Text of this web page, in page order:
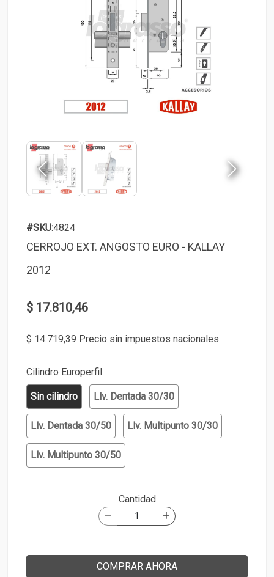
#SKU:4824
CERROJO EXT. ANGOSTO EURO - KALLAY
2012
$ 17.810,46
$ 14.719,39 Precio sin impuestos nacionales
Cilindro Europerfil
Sin cilindro Llv. Dentada 30/30
Llv. Dentada 30/50 Llv. Multipunto 30/30
Llv. Multipunto 30/50
Cantidad
COMPRAR AHORA